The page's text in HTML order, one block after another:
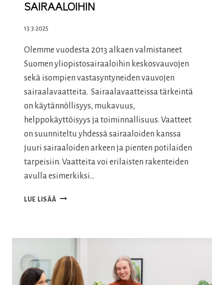
SAIRAALOIHIN
13.3.2025
Olemme vuodesta 2013 alkaen valmistaneet
Suomen yliopistosairaaloihin keskosvauvojen
sekä isompien vastasyntyneiden vauvojen
sairaalavaatteita. Sairaalavaatteissa tärkeintä
on käytännöllisyys, mukavuus,
helppokäyttöisyys ja toiminnallisuus. Vaatteet
on suunniteltu yhdessä sairaaloiden kanssa
juuri sairaaloiden arkeen ja pienten potilaiden
tarpeisiin. Vaatteita voi erilaisten rakenteiden
avulla esimerkiksi…
LUE LISÄÄ KESKOSVAATTEET